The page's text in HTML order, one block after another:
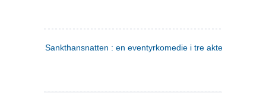
Sankthansnatten : en eventyrkomedie i tre akter